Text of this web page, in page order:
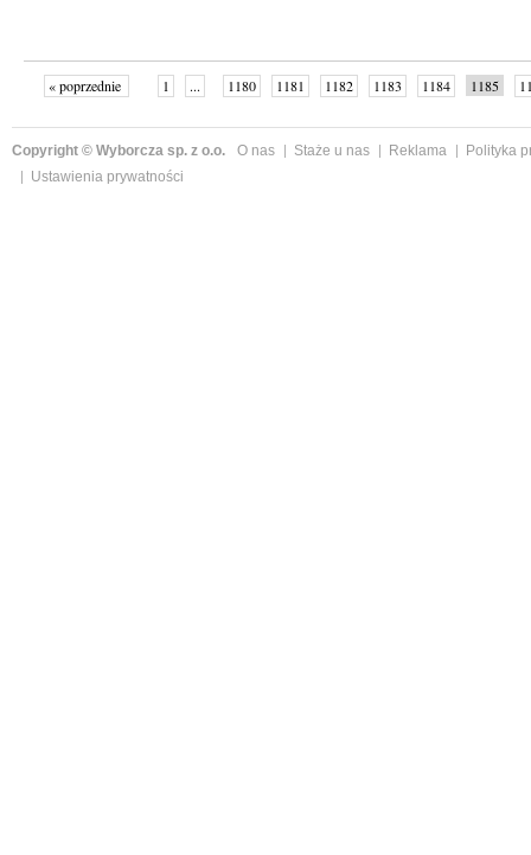
« poprzednie 1 ... 1180 1181 1182 1183 1184 1185
Copyright © Wyborcza sp. z o.o. O nas Staże u nas Reklama
Polityka
Ustawienia prywatności